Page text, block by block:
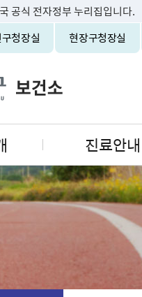
공식 전자정부 누리집입니다.
청장실 현장구청장실
진료안내